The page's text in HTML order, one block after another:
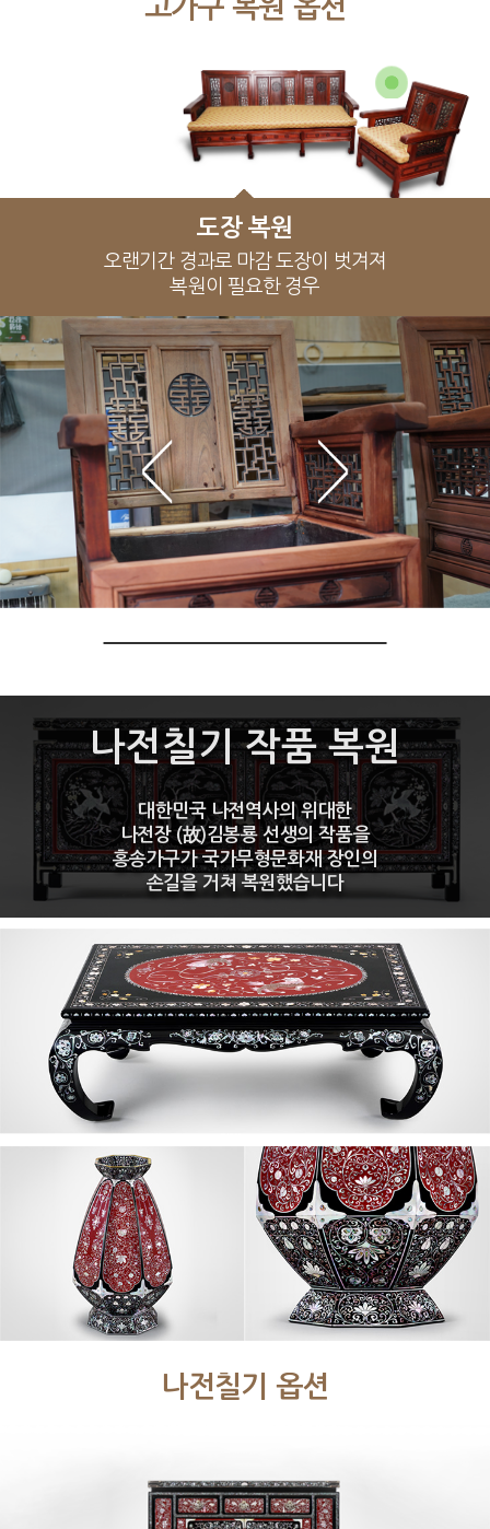
고가구 복원 옵션
장식물 복원
사용 중 유실된 자물쇠, 열쇠, 장석
경첩 등을 동서양 전통방식으로 복원
전체 복원
세월의 흔적을 간직한 오래된
가구를 새롭게 복원
부분 복원
고가구 일부만 복원하여
사용하고자 할 경우
도장 복원
오랜기간 경과로 마감 도장이 벗겨져
복원이 필요한 경우
장식물 복원
사용 중 유실된 자물쇠, 열쇠, 장석
경첩 등을 동서양 전통방식으로 복원
나전칠기 작품 복원
대한민국 나전역사의 위대한
나전장(故)김봉룡 선생의 작품을
홍송가구가국가무형문화재 장인의
손길을 거쳐 복원했습니다
나전칠기 옵션